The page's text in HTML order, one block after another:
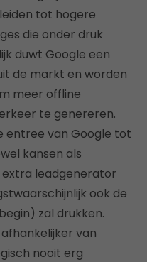
tot hogere
die onder druk
duwt Google een
de markt en worden
meer offline
te genereren.
entree van Google tot
kansen als
extra leadgenerator
ook de
zal drukken.
van
nooit erg